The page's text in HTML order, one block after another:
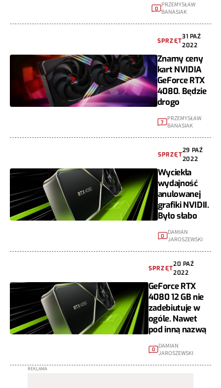
0
PRZEMYSŁAW
BANASIAK
SPRZĘT
31 PAŹ
2022
Znamy ceny
kart NVIDIA
GeForce RTX
4080. Będzie
drogo
7 PRZEMYSŁAW
BANASIAK
SPRZĘT
29 PAŹ
2022
Wyciekła
wydajność
anulowanej
grafiki NVIDII.
Było słabo
0 DAMIAN
JAROSZEWSKI
SPRZĘT
20 PAŹ
2022
GeForce RTX
4080 12 GB nie
zadebiutuje w
ogóle. Nawet
pod inną nazwą
0
DAMIAN
JAROSZEWSKI